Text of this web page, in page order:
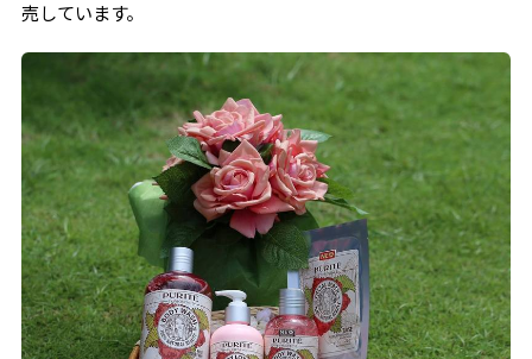
売しています。